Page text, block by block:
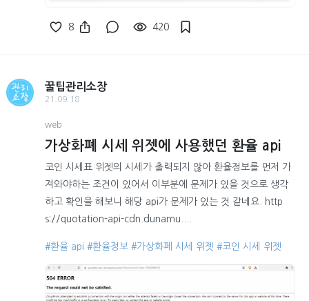
8 420
꿀팁관리소장
21.09.18
web
가상화폐 시세 위젯에 사용했던 환율 api
코인 시세표 위젯의 시세가 출력되지 않아 환율정보를 먼저 가
져와야하는 조건이 있어서 이부분에 문제가 있을 것으로 생각
하고 확인을 해보니 해당 api가 문제가 있는 것 같네요. http
s://quotation-api-cdn.dunamu....
#환율 api #환율정보 #가상화페 시세 위젯 #코인 시세 위젯